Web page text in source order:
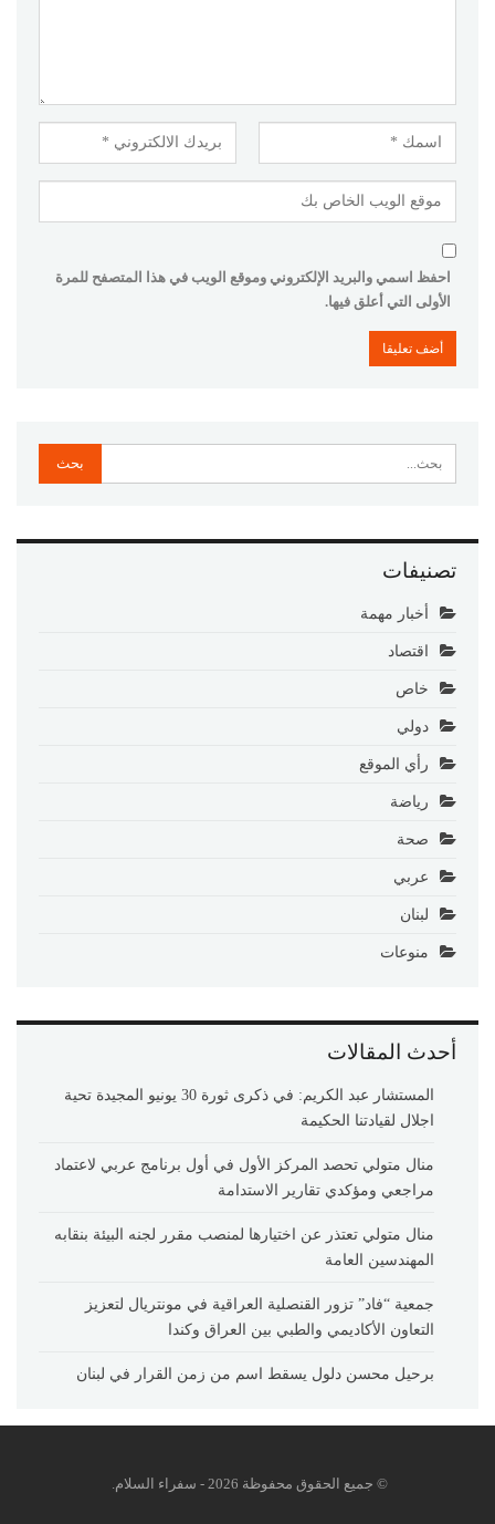
احفظ اسمي والبريد الإلكتروني وموقع الويب في هذا المتصفح للمرة
الأولى التي أعلق فيها.
تصنيفات
أخبار مهمة
اقتصاد
خاص
دولي
رأي الموقع
رياضة
صحة
عربي
لبنان
منوعات
أحدث المقالات
المستشار عبد الكريم: في ذكرى ثورة 30 يونيو المجيدة تحية
اجلال لقيادتنا الحكيمة
منال متولي تحصد المركز الأول في أول برنامج عربي لاعتماد
مراجعي ومؤكدي تقارير الاستدامة
منال متولي تعتذر عن اختيارها لمنصب مقرر لجنه البيئة بنقابه
المهندسين العامة
جمعية “فاد” تزور القنصلية العراقية في مونتريال لتعزيز
التعاون الأكاديمي والطبي بين العراق وكندا
برحيل محسن دلول يسقط اسم من زمن القرار في لبنان
© جميع الحقوق محفوظة 2026 - سفراء السلام.